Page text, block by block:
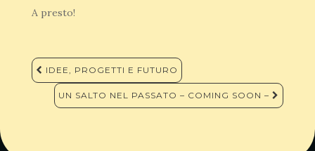
A presto!
Navigazione
articoli
IDEE, PROGETTI E FUTURO
UN SALTO NEL PASSATO – COMING SOON –